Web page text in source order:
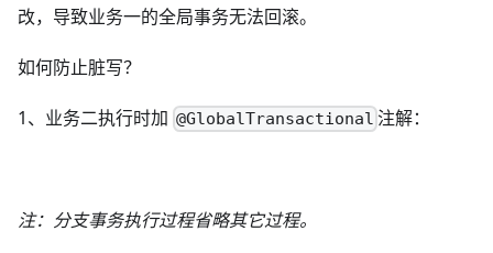
改，导致业务一的全局事务无法回滚。
如何防止脏写？
1、业务二执行时加 @GlobalTransactional 注解：
注：分支事务执行过程省略其它过程。